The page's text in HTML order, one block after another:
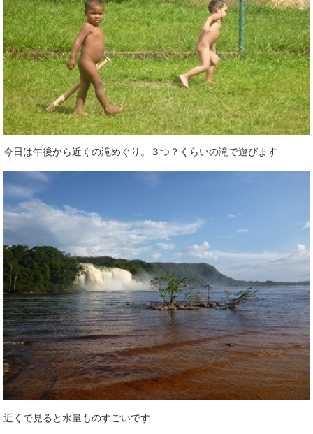
今日は午後から近くの滝めぐり。３つ？くらいの滝で遊びます
近くで見ると水量ものすごいです